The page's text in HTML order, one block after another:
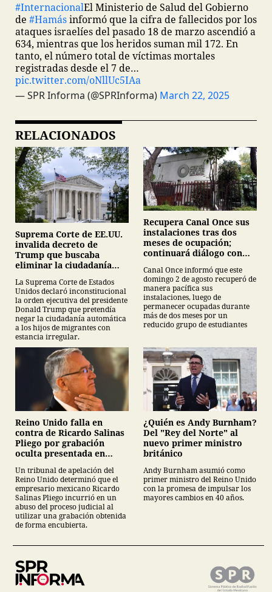
#InternacionalEl Ministerio de Salud del Gobierno
de #Hamásinformó que la cifra de fallecidos por los
ataques israelíes del pasado 18 de marzo ascendió a
634, mientras que los heridos suman mil 172. En
tanto, el número total de víctimas mortales
registradas desde el 7 de…
pic.twitter.com/oNllUc5IAa
— SPR Informa (@SPRInforma) March 22, 2025
RELACIONADOS
Suprema Corte de EE.UU.
invalida decreto de
Trump que buscaba
eliminar la ciudadanía
La Suprema Corte de Estados
Unidos declaró inconstitucional
la orden ejecutiva del presidente
Donald Trump que pretendía
negar la ciudadanía automática
a los hijos de migrantes con
estancia irregular.
Recupera Canal Once sus
instalaciones tras dos
meses de ocupación;
continuará diálogo con
Canal Once informó que este
domingo 2 de agosto recuperó de
manera pacífica sus
instalaciones, luego de
permanecer ocupadas durante
más de dos meses por un
reducido grupo de estudiantes
Reino Unido falla en
contra de Ricardo Salinas
Pliego por grabación
oculta presentada en
Un tribunal de apelación del
Reino Unido determinó que el
empresario mexicano Ricardo
Salinas Pliego incurrió en un
abuso del proceso judicial al
utilizar una grabación obtenida
de forma encubierta.
¿Quién es Andy Burnham?
Del "Rey del Norte" al
nuevo primer ministro
británico
Andy Burnham asumió como
primer ministro del Reino Unido
con la promesa de impulsar los
mayores cambios en 40 años.